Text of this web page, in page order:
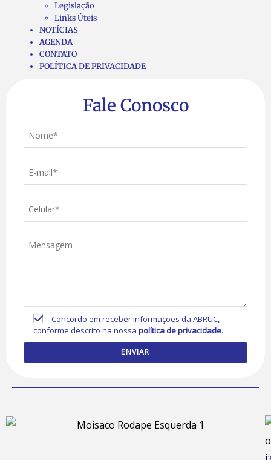
Legislação
Links Úteis
NOTÍCIAS
AGENDA
CONTATO
POLÍTICA DE PRIVACIDADE
Fale Conosco
Concordo em receber informações da ABRUC,
conforme descrito na nossapolítica de privacidade.